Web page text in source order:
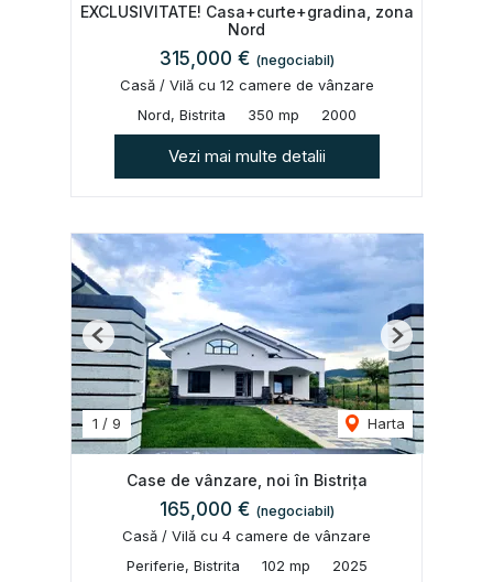
EXCLUSIVITATE! Casa+curte+gradina, zona
Nord
315,000 € (negociabil)
Casă / Vilă cu 12 camere de vânzare
Nord, Bistrita
350 mp 2000
Vezi mai multe detalii
1 / 9 Harta
Previous Next
Case de vânzare, noi în Bistrița
165,000 € (negociabil)
Casă / Vilă cu 4 camere de vânzare
Periferie, Bistrita
102 mp 2025